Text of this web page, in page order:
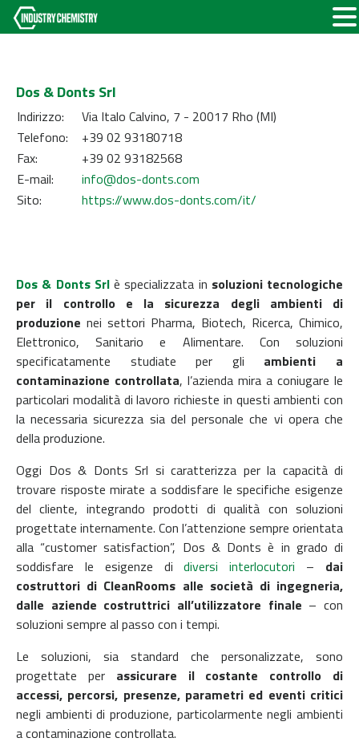
Dos & Donts Srl
Indirizzo:
Via Italo Calvino, 7 - 20017 Rho (MI)
Telefono:
+39 02 93180718
Fax:
+39 02 93182568
E-mail:
info@dos-donts.com
Sito:
https://www.dos-donts.com/it/
Dos & Donts Srl è specializzata in soluzioni tecnologiche
per il controllo e la sicurezza degli ambienti di
produzione nei settori Pharma, Biotech, Ricerca, Chimico,
Elettronico, Sanitario e Alimentare. Con soluzioni
specificatamente studiate per gli ambienti a
contaminazione controllata, l’azienda mira a coniugare le
particolari modalità di lavoro richieste in questi ambienti con
la necessaria sicurezza sia del personale che vi opera che
della produzione.
Oggi Dos & Donts Srl si caratterizza per la capacità di
trovare risposte mirate a soddisfare le specifiche esigenze
del cliente, integrando prodotti di qualità con soluzioni
progettate internamente. Con l’attenzione sempre orientata
alla “customer satisfaction”, Dos & Donts è in grado di
soddisfare le esigenze didiversi interlocutori – dai
costruttori di CleanRooms alle società di ingegneria,
dalle aziende costruttrici all’utilizzatore finale – con
soluzioni sempre al passo con i tempi.
Le soluzioni, sia standard che personalizzate, sono
progettate per assicurare il costante controllo di
accessi, percorsi, presenze, parametri ed eventi critici
negli ambienti di produzione, particolarmente negli ambienti
a contaminazione controllata.